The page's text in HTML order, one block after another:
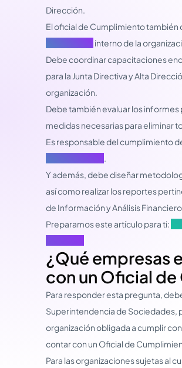
Dirección.
El oficial de Cumplimiento también
interno de la
Debe coordinar capacitaciones
para la Junta Directiva y Alta
organización.
Debe también evaluar los
medidas necesarias para eliminar
Es responsable del cumplimiento
.
Y además, debe diseñar
así como realizar los reportes
de Información y Análisis
Preparamos este artículo para ti:
¿Qué empresas
con un Oficial
Para responder esta pregunta,
Superintendencia de Sociedades,
organización obligada a cumplir con
contar con un Oficial de
Para las organizaciones sujetas al